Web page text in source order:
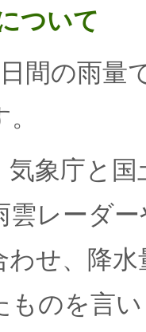
ついて
間の雨量
象庁と
雲レーダ
わせ、降
ものを言